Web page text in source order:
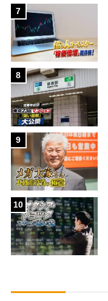
7
8
9
10